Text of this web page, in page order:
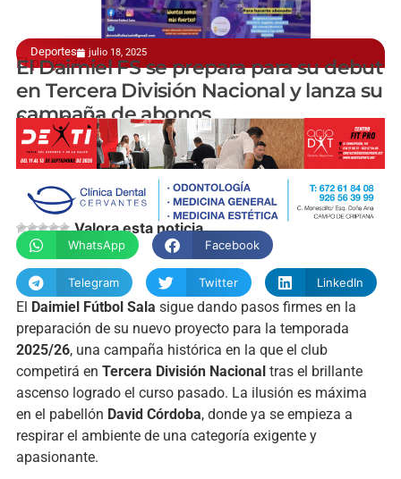
Deportes julio 18, 2025
El proyecto echa a rodar
El Daimiel FS se prepara para su debut
en Tercera División Nacional y lanza su
campaña de abonos
Carlos Garrido
Valora esta noticia
WhatsApp Facebook
Telegram Twitter LinkedIn
El Daimiel Fútbol Sala sigue dando pasos firmes en la
preparación de su nuevo proyecto para la temporada
2025/26, una campaña histórica en la que el club
competirá en Tercera División Nacional tras el brillante
ascenso logrado el curso pasado. La ilusión es máxima
en el pabellón David Córdoba, donde ya se empieza a
respirar el ambiente de una categoría exigente y
apasionante.